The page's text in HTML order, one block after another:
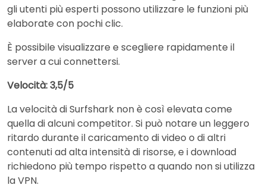
gli utenti più esperti possono utilizzare le funzioni più
elaborate con pochi clic.
È possibile visualizzare e scegliere rapidamente il
server a cui connettersi.
Velocità: 3,5/5
La velocità di Surfshark non è così elevata come
quella di alcuni competitor. Si può notare un leggero
ritardo durante il caricamento di video o di altri
contenuti ad alta intensità di risorse, e i download
richiedono più tempo rispetto a quando non si utilizza
la VPN.